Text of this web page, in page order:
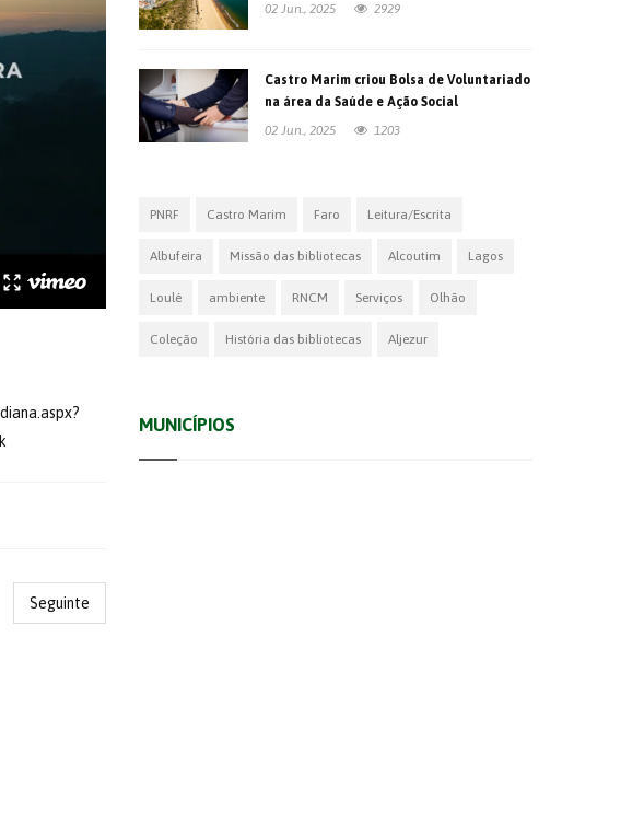
Seguinte
02 Jun., 2025
2929
Castro Marim criou Bolsa de Voluntariado
na área da Saúde e Ação Social
02 Jun., 2025
1203
PNRF Castro Marim Faro Leitura/Escrita
Albufeira Missão das bibliotecas Alcoutim Lagos
Loulé ambiente RNCM Serviços Olhão
Coleção História das bibliotecas Aljezur
MUNICÍPIOS